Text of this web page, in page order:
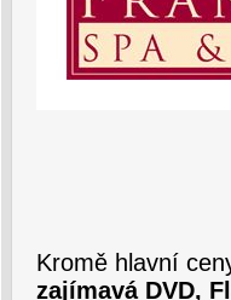
Kromě hlavní
zajímavá DVD,